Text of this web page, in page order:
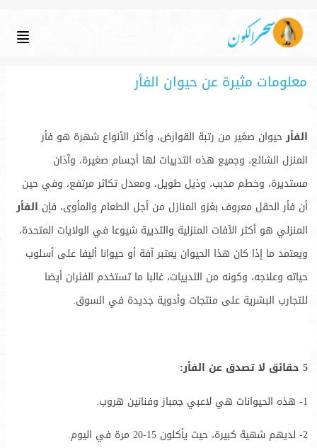
معلومات مثيرة عن حيوان الفأر
الفأرحيوان صغير من رتبة القوارض، وأكثر الأنواع شهرة هو فأر
المنزل الشائع، وجميع هذه الثدييات لها أجسام صغيرة، وآذان
مستديرة، وخطم مدبب، وذيل طويل، ومعدل تكاثر مرتفع، وفي حين
أن فأر الحقل معروف بغزو المنازل من أجل الطعام والمأوى، فإن الفأر
المنزلي هو أكثر الآفات المنزلية والثديية شيوعا في الولايات المتحدة،
ويعتمد ما إذا كان هذا الحيوان يعتبر آفة أو حيوانا أليفا على أسلوب
حياته وعلاجه، وكونه من الثدييات، غالبا ما تستخدم الفئران أيضا
للتجارب البشرية على منتجات وأدوية جديدة في السوق.
5 حقائق لا تصدق عن الفأر:
1- هذه الحيوانات هي لاعبي جمباز وفنانين هروب.
2- لديهم شهية كبيرة، حيث يأكلون 15-20 مرة في اليوم.